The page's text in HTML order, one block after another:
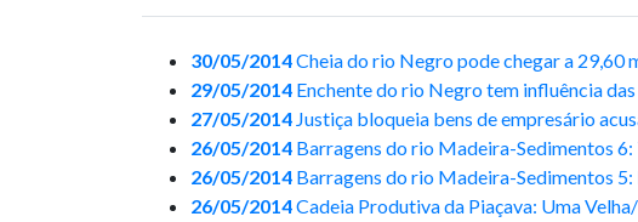
30/05/2014Cheia do rio Negro pode chegar a 29,60
29/05/2014 Enchente do rio Negro tem influência
27/05/2014 Justiça bloqueia bens de empresário
26/05/2014 Barragens do rio Madeira-Sedimentos 6:
26/05/2014 Barragens do rio Madeira-Sedimentos
26/05/2014Cadeia Produtiva da Piaçava: Uma